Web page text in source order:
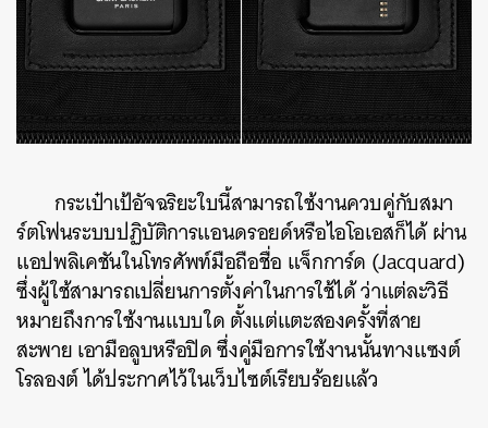
กระเป๋าเป้อัจฉริยะใบนี้สามารถใช้งานควบคู่กับสมา
ร์ตโฟนระบบปฏิบัติการแอนดรอยด์หรือไอโอเอสก็ได้ ผ่าน
แอปพลิเคชันในโทรศัพท์มือถือชื่อ แจ็กการ์ด (Jacquard)
ซึ่งผู้ใช้สามารถเปลี่ยนการตั้งค่าในการใช้ได้ ว่าแต่ละวิธี
หมายถึงการใช้งานแบบใด ตั้งแต่แตะสองครั้งที่สาย
สะพาย เอามือลูบหรือปิด ซึ่งคู่มือการใช้งานนั้นทางแซงต์
โรลองต์ ได้ประกาศไว้ในเว็บไซต์เรียบร้อยแล้ว